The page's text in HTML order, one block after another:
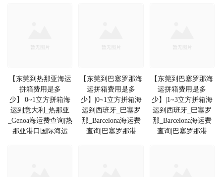
【东莞到热那亚海运
拼箱费用是多
少】|0~1立方拼箱海
运到意大利_热那亚
_Genoa海运费查询|热
那亚港口国际海运
【东莞到巴塞罗那海
运拼箱费用是多
少】|0~1立方拼箱海
运到西班牙_巴塞罗
那_Barcelona海运费
查询|巴塞罗那港
【东莞到巴塞罗那海
运拼箱费用是多
少】|1~3立方拼箱海
运到西班牙_巴塞罗
那_Barcelona海运费
查询|巴塞罗那港